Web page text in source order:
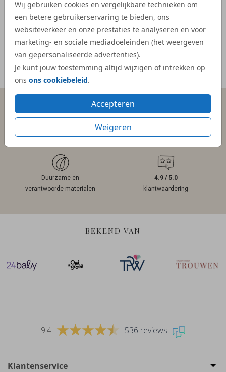
Wij gebruiken cookies en vergelijkbare technieken om
een betere gebruikerservaring te bieden, ons
websiteverkeer en onze prestaties te analyseren en voor
marketing- en sociale mediadoeleinden (het weergeven
van gepersonaliseerde advertenties).
Je kunt jouw toestemming altijd wijzigen of intrekken op
ons ons cookiebeleid.
Accepteren
Weigeren
Meer reviews
binnen 1 werkdag
bij ontwerpen
Duurzame en
verantwoorde materialen
4.9 / 5.0
klantwaardering
BEKEND VAN
9.4 536 reviews
Klantenservice